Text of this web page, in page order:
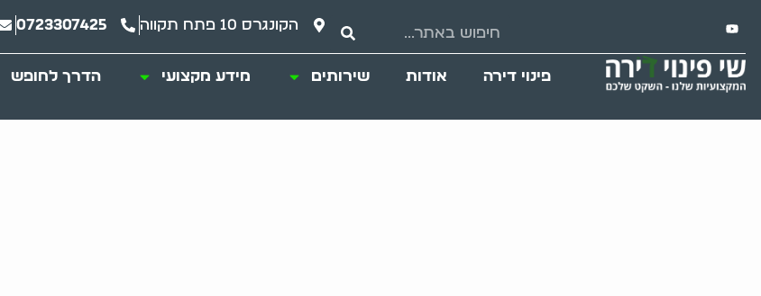
הקונגרס 10 פתח תקווה 0723307425
פינוי דירה אודות שירותים מידע מקצועי הדרך לחופש